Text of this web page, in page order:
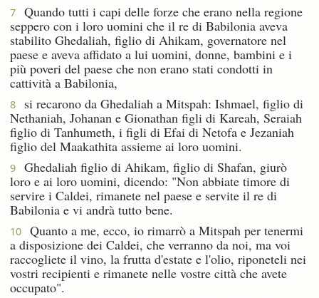
7
Quando tutti i capi delle forze che erano nella regione
seppero con i loro uomini che il re di Babilonia aveva
stabilito Ghedaliah, figlio di Ahikam, governatore nel
paese e aveva affidato a lui uomini, donne, bambini e i
più poveri del paese che non erano stati condotti in
cattività a Babilonia,
8
si recarono da Ghedaliah a Mitspah: Ishmael, figlio di
Nethaniah, Johanan e Gionathan figli di Kareah, Seraiah
figlio di Tanhumeth, i figli di Efai di Netofa e Jezaniah
figlio del Maakathita assieme ai loro uomini.
9
Ghedaliah figlio di Ahikam, figlio di Shafan, giurò
loro e ai loro uomini, dicendo: "Non abbiate timore di
servire i Caldei, rimanete nel paese e servite il re di
Babilonia e vi andrà tutto bene.
10
Quanto a me, ecco, io rimarrò a Mitspah per tenermi
a disposizione dei Caldei, che verranno da noi, ma voi
raccogliete il vino, la frutta d'estate e l'olio, riponeteli nei
vostri recipienti e rimanete nelle vostre città che avete
occupato".